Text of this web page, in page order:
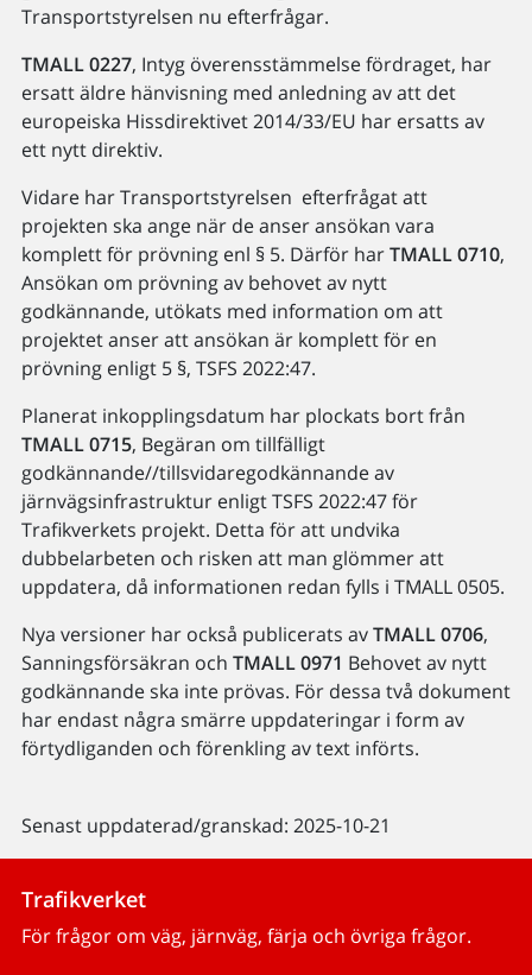
Transportstyrelsen nu efterfrågar.
TMALL 0227, Intyg överensstämmelse fördraget, har
ersatt äldre hänvisning med anledning av att det
europeiska Hissdirektivet 2014/33/EU har ersatts av
ett nytt direktiv.
Vidare har Transportstyrelsen efterfrågat att
projekten ska ange när de anser ansökan vara
komplett för prövning enl § 5. Därför harTMALL 0710,
Ansökan om prövning av behovet av nytt
godkännande, utökats med information om att
projektet anser att ansökan är komplett för en
prövning enligt 5 §, TSFS 2022:47.
Planerat inkopplingsdatum har plockats bort från
TMALL 0715, Begäran om tillfälligt
godkännande//tillsvidaregodkännande av
järnvägsinfrastruktur enligt TSFS 2022:47 för
Trafikverkets projekt. Detta för att undvika
dubbelarbeten och risken att man glömmer att
uppdatera, då informationen redan fylls i TMALL 0505.
Nya versioner har också publicerats avTMALL 0706,
Sanningsförsäkran och TMALL 0971 Behovet av nytt
godkännande ska inte prövas. För dessa två dokument
har endast några smärre uppdateringar i form av
förtydliganden och förenkling av text införts.
Senast uppdaterad/granskad: 2025-10-21
Trafikverket
För frågor om väg, järnväg, färja och övriga frågor.